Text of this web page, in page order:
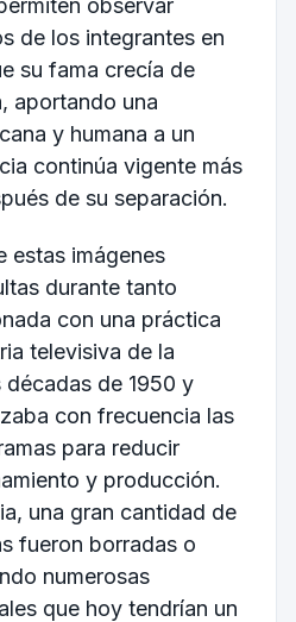
observar
de los integrantes en
su fama crecía de
aportando una
y humana a un
continúa vigente más
de su separación.
estas imágenes
durante tanto
con una práctica
televisiva de la
de 1950 y
con frecuencia las
para reducir
y producción.
una gran cantidad de
fueron borradas o
numerosas
que hoy tendrían un